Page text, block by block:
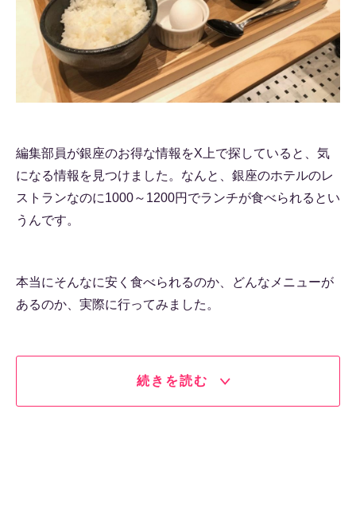
編集部員が銀座のお得な情報をX上で探していると、気
になる情報を見つけました。なんと、銀座のホテルのレ
ストランなのに1000～1200円でランチが食べられるとい
うんです。
本当にそんなに安く食べられるのか、どんなメニューが
あるのか、実際に行ってみました。
続きを読む